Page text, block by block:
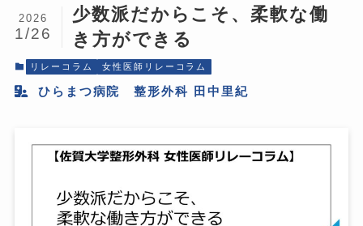
少数派だからこそ、柔軟な働
き方ができる
2026
1/26
リレーコラム 女性医師リレーコラム
ひらまつ病院 整形外科 田中里紀